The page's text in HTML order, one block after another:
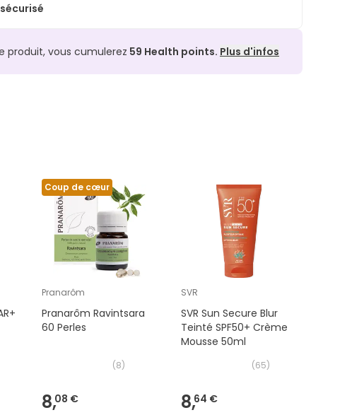
produit, vous cumulerez 59 Health points. Plus d'infos
Coup de cœur
Pranarôm
Pranarôm Ravintsara
60 Perles
(8)
8,08 €
SVR
SVR Sun Secure Blur
Teinté SPF50+ Crème
Mousse 50ml
(65)
8,64 €